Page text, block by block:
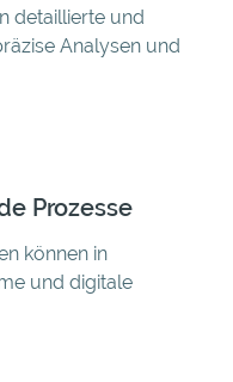
detaillierte und
Analysen und
Prozesse
können in
und digitale